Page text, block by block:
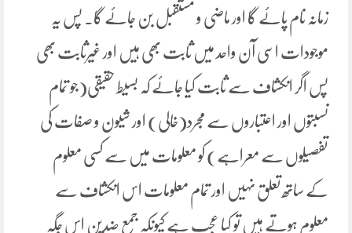
زمانہ نام پائے گا اور ماضی و مستقبل بن جائے گا۔ پس یہ
موجودات اسی آن واحد میں ثابت بھی ہیں اور غیرثابت بھی
پس اگر انکشاف سے ثابت کیا جائے کہ بسیط حقیقی(جو تمام
نسبتوں اور اعتباروں سے مجرد(خالی) اور شیون و صفات کی
تفصیلوں سے معراہے) کو معلومات میں سے کسی معلوم
کے ساتھ تعلق نہیں اور تمام معلومات اس انکشاف سے
معلوم ہوتے ہیں تو کیا عجب ہے کیونکہ جمع ضدین اس جگہ